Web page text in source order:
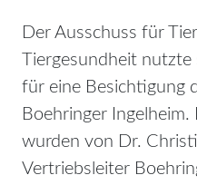
Der Ausschuss für
Tiergesundheit nutzte
für eine Besichtigung
Boehringer
wurden von Dr.
Vertriebsleiter